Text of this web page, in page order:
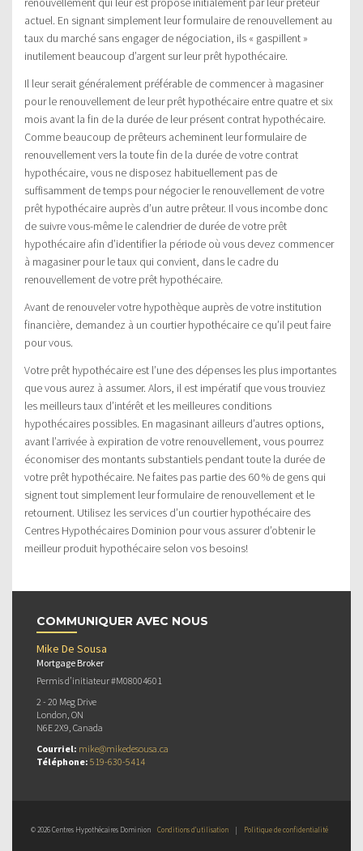
actuel. En signant simplement leur formulaire de renouvellement au
taux du marché sans engager de négociation, ils « gaspillent »
inutilement beaucoup d’argent sur leur prêt hypothécaire.
Il leur serait généralement préférable de commencer à magasiner
pour le renouvellement de leur prêt hypothécaire entre quatre et six
mois avant la fin de la durée de leur présent contrat hypothécaire.
Comme beaucoup de prêteurs acheminent leur formulaire de
renouvellement vers la toute fin de la durée de votre contrat
hypothécaire, vous ne disposez habituellement pas de
suffisamment de temps pour négocier le renouvellement de votre
prêt hypothécaire auprès d’un autre prêteur. Il vous incombe donc
de suivre vous-même le calendrier de durée de votre prêt
hypothécaire afin d’identifier la période où vous devez commencer
à magasiner pour le taux qui convient, dans le cadre du
renouvellement de votre prêt hypothécaire.
Avant de renouveler votre hypothèque auprès de votre institution
financière, demandez à un courtier hypothécaire ce qu’il peut faire
pour vous.
Votre prêt hypothécaire est l’une des dépenses les plus importantes
que vous aurez à assumer. Alors, il est impératif que vous trouviez
les meilleurs taux d’intérêt et les meilleures conditions
hypothécaires possibles. En magasinant ailleurs d’autres options,
avant l’arrivée à expiration de votre renouvellement, vous pourrez
économiser des montants substantiels pendant toute la durée de
votre prêt hypothécaire. Ne faites pas partie des 60 % de gens qui
signent tout simplement leur formulaire de renouvellement et le
retournent. Utilisez les services d’un courtier hypothécaire des
Centres Hypothécaires Dominion pour vous assurer d’obtenir le
meilleur produit hypothécaire selon vos besoins!
COMMUNIQUER AVEC NOUS
Mike De Sousa
Mortgage Broker
Permis d’initiateur #M08004601
2 - 20 Meg Drive
London, ON
N6E 2X9, Canada
Courriel: mike@mikedesousa.ca
Téléphone: 519-630-5414
© 2026 Centres Hypothécaires Dominion Conditions d’utilisation | Politique de confidentialité